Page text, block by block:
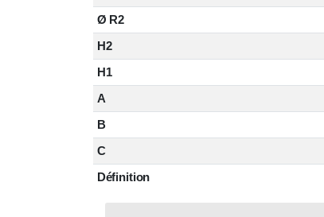
Ø R2
H2
H1
A
B
C
Définition